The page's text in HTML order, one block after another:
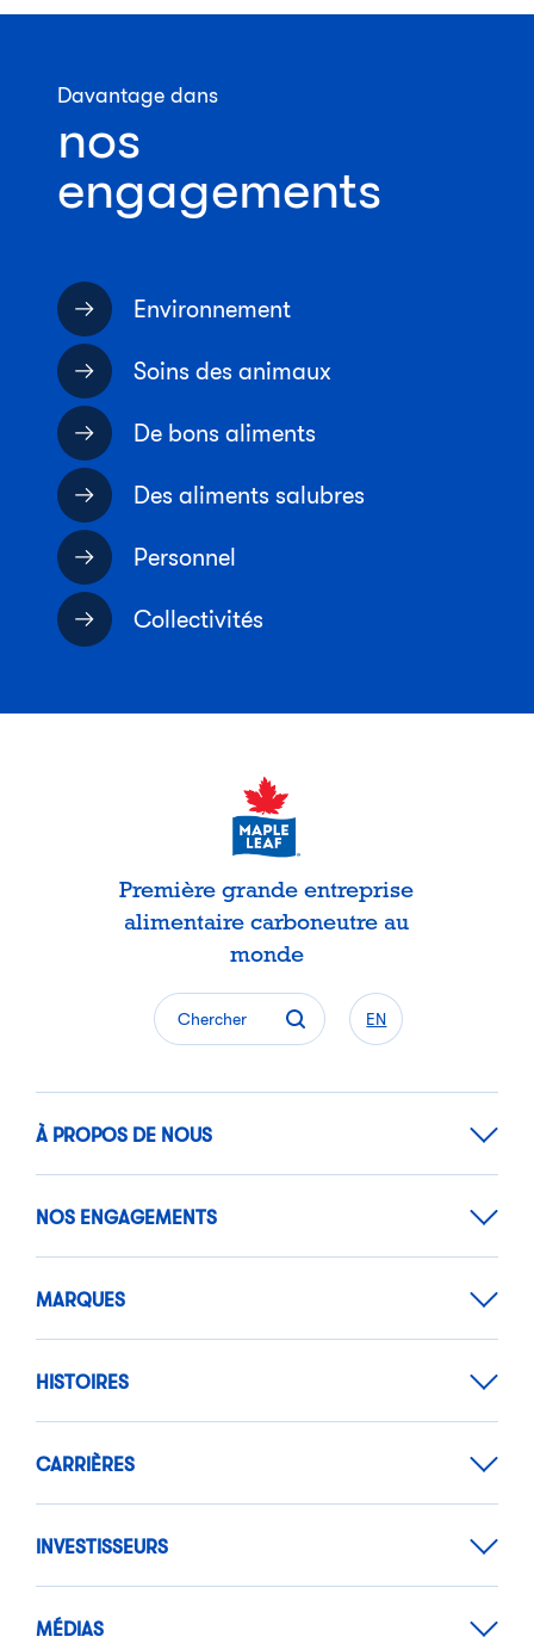
Davantage dans
nos
engagements
Environnement
Soins des animaux
De bons aliments
Des aliments salubres
Personnel
Collectivités
Première grande entreprise
alimentaire carboneutre au
monde
Chercher EN
À PROPOS DE NOUS
NOS ENGAGEMENTS
MARQUES
HISTOIRES
CARRIÈRES
INVESTISSEURS
MÉDIAS